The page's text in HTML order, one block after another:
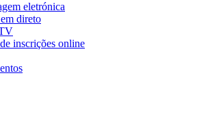
eletrónica
direto
inscrições online